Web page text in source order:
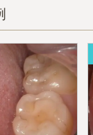
税込）